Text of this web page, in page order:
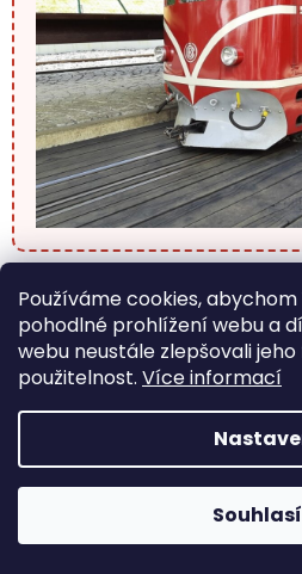
Používáme cookies,
pohodlné prohlížení webu a
webu neustále zlepšovali
použitelnost. Více informací
Historickými vlaky do
motoráček z Břeclavi
každý víkend a svátek 1.
Motoráček
Do Lednicko-valtického
seznam UNESCO se
motoráčkem M 131.1